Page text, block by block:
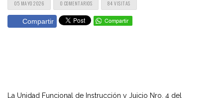
05 MAYO 2026 0 COMENTARIOS 84 VISITAS
Compartir
La Unidad Funcional de Instrucción y Juicio Nro. 4 del